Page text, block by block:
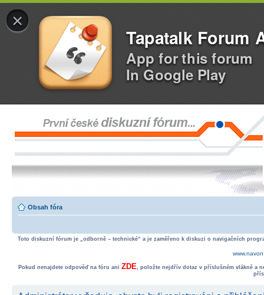
×
Tapatalk Forum
App for this forum
In Google Play
Obsah fóra
Toto diskuzní fórum je „odborně – technické“ a je zaměřeno k diskuzi o navigačních
Pokud nenajdete odpověď na fóru ani ZDE, položte nejdřív dotaz v příslušném vlákně a